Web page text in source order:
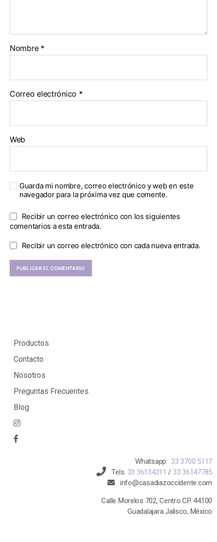
Nombre *
Correo electrónico *
Web
Guarda mi nombre, correo electrónico y web en este
navegador para la próxima vez que comente.
Recibir un correo electrónico con los siguientes
comentarios a esta entrada.
Recibir un correo electrónico con cada nueva entrada.
Productos
Contacto
Nosotros
Preguntas Frecuentes
Blog
Whatsapp: 33 3700 5117
Tels. 33 36134311 / 33 36147785
info@casadiazoccidente.com
Calle Morelos 702, Centro CP. 44100
Guadalajara Jalisco, México